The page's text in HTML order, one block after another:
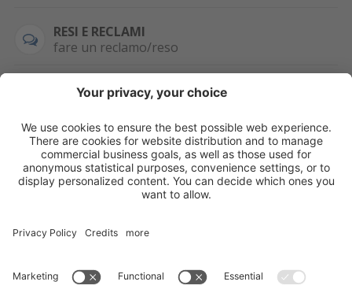
RESI E RECLAMI
fare un reclamo/reso
SEMPRE DISPONIBILE
0471 506798
WHATSAPP
+39 376 2951129
HAI LA PARTITA
IVA?
Per ordini, offerte,
prezzi speciali e
ulteriori articoli